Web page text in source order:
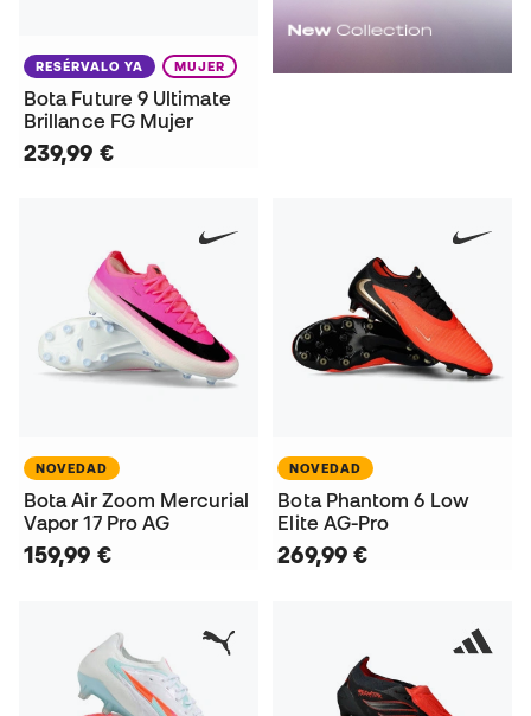
RESÉRVALO YA MUJER
Bota Future 9 Ultimate
Brillance FG Mujer
239,99 €
NOVEDAD
Bota Air Zoom Mercurial
Vapor 17 Pro AG
159,99 €
NOVEDAD
Bota Phantom 6 Low
Elite AG-Pro
269,99 €